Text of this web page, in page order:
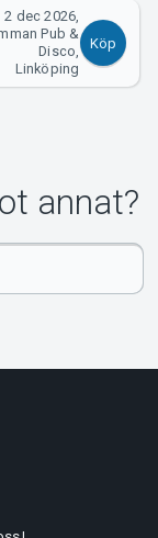
2 dec 2026,
Pub &
Disco,
Linköping
Köp
annat?